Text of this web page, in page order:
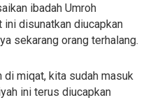
ibadah Umroh
ini disunatkan diucapkan
sekarang orang terhalang.
di miqat, kita sudah masuk
ini terus diucapkan